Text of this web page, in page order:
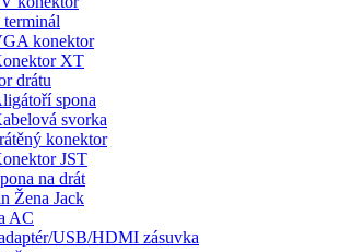
terminál
konektor
XT
drátu
spona
svorka
konektor
JST
na drát
Žena Jack
AC
USB/HDMI zásuvka